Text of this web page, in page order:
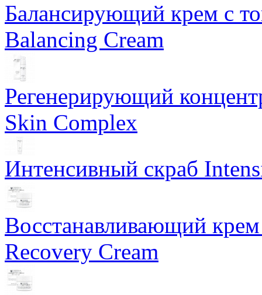
Балансирующий крем с
Balancing Cream
Регенерирующий
Skin Complex
Интенсивный скраб
Восстанавливающий
Recovery Cream